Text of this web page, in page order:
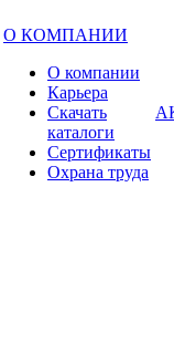
О КОМПАНИИ
О компании
Карьера
Cкачать
каталоги
Сертификаты
Охрана труда